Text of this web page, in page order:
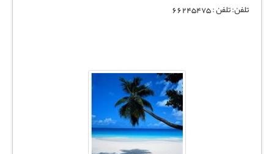
تلفن: تلفن : 66245475